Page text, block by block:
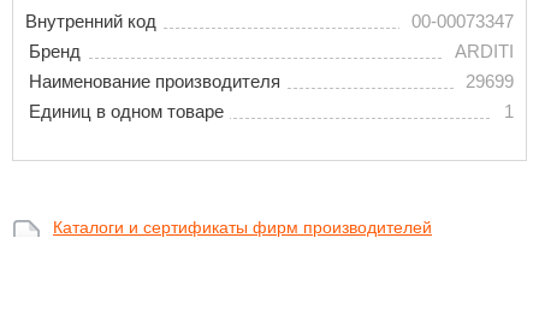
Внутренний код
00-00073347
Бренд
ARDITI
Наименование производителя
29699
Единиц в одном товаре
1
Каталоги и сертификаты фирм производителей